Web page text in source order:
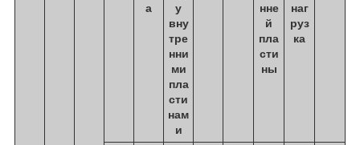
а
у
вну
тре
нни
ми
пла
сти
нам
и
нне
й
пла
сти
ны
наг
руз
ка